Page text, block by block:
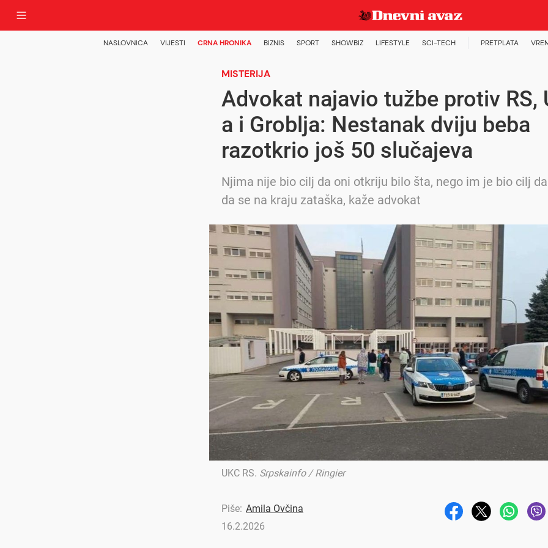
NASLOVNICA VIJESTI CRNA HRONIKA BIZNIS SPORT SHOWBIZ LIFESTYLE SCI-TECH PRETPLATA
MISTERIJA
Advokat najavio tužbe protiv RS,
a i Groblja: Nestanak dviju beba
razotkrio još 50 slučajeva
Njima nije bio cilj da oni otkriju bilo šta, nego im je bio cilj
da se na kraju zataška, kaže advokat
UKC RS. Srpskainfo / Ringier
Piše: Amila Ovčina
16.2.2026